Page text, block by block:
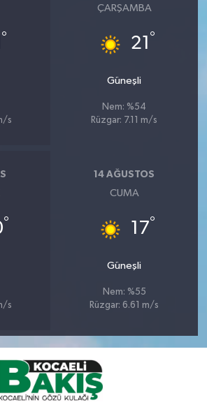
°
s
ÇARŞAMBA
21 °
Güneşli
Nem: %54
Rüzgar: 7.11 m/s
°
s
14 AĞUSTOS
CUMA
17°
Güneşli
Nem: %55
Rüzgar: 6.61 m/s